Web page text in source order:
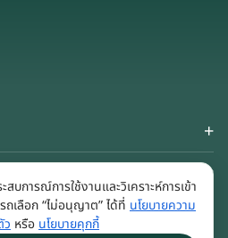
in touch
บการณ์การใช้งานและวิเคราะห์การเข้า
เลือก “ไม่อนุญาต” ได้ที่ นโยบายความ
ว หรือ นโยบายคุกกี้